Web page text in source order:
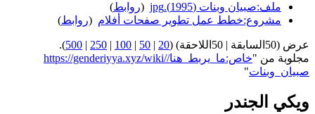
ملف:صبيان وبنات (1995).jpg (روابط)
مشروع:خطط عمل تطوير صفحات أفلام (روابط)
عرض (50السابقة | 50اللاحقة) ( 20
|
50
|
100
|
250
|
500
).
مجلوبة من "
https://genderiyya.xyz/wiki/خاص:ما_يربط_هنا/
صبيان_وبنات"
ويكي الجندر